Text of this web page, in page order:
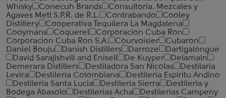
Whisky
Conecuh Brands
Consultoria. Mezcales y
Agaves Metl S.P.R. de R.L.
Contrabando
Cooley
Distillery
Cooperativa Tequilera La Magdalena
Cooymans
Coquerel
Corporacion Cuba Ron
Corporacion Cuba Ron S.A.
Courvoisier
Cubaron
Daniel Bouju
Danish Distillers Darroze
Dartigalongue
David Sarajishvili and Eniseli
De Kuyper
Delamain
Demerara Distillers
Destiladora San Nicolas
Destilaria
Levira
Destileria Colombiana
Destileria Espiritu Andino
Destileria Santa Lucia
Destileria Sierra
Destileria y
Bodega Abasolo
Destilerias Acha
Destilerias Campeny